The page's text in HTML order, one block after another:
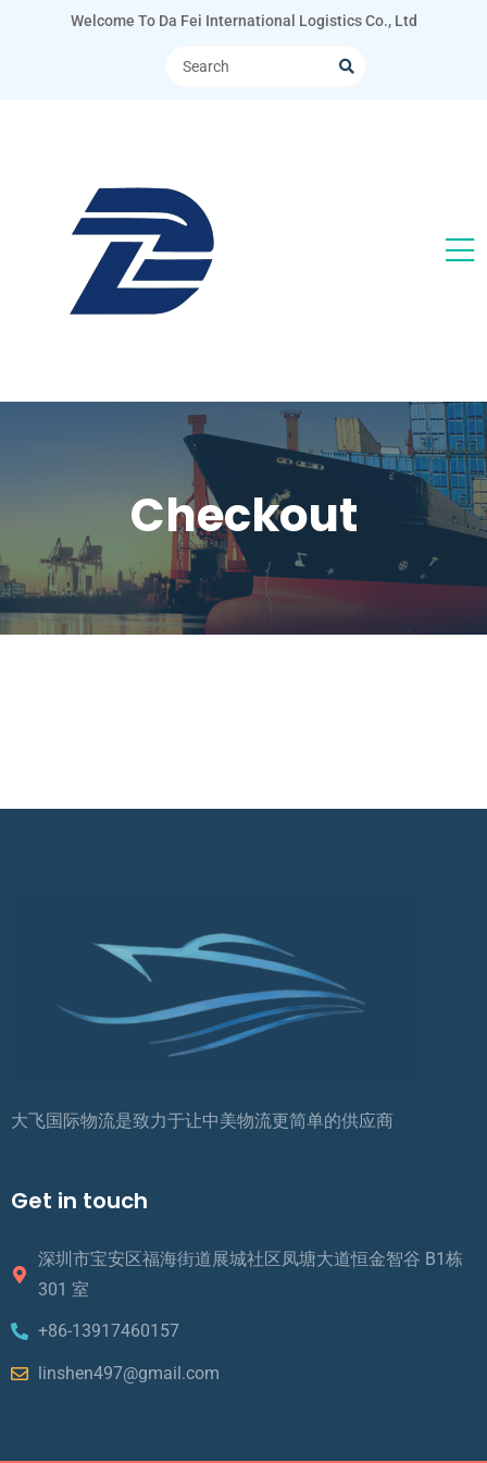
Welcome To Da Fei International Logistics Co., Ltd
Checkout
大飞国际物流是致力于让中美物流更简单的供应商
Get in touch
深圳市宝安区福海街道展城社区凤塘大道恒金智谷 B1栋
301 室
+86-13917460157
linshen497@gmail.com